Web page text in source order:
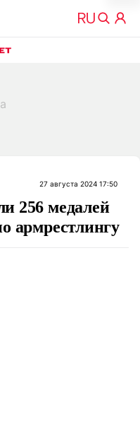
27 августа 2024 17:50
256 медалей
армрестлингу